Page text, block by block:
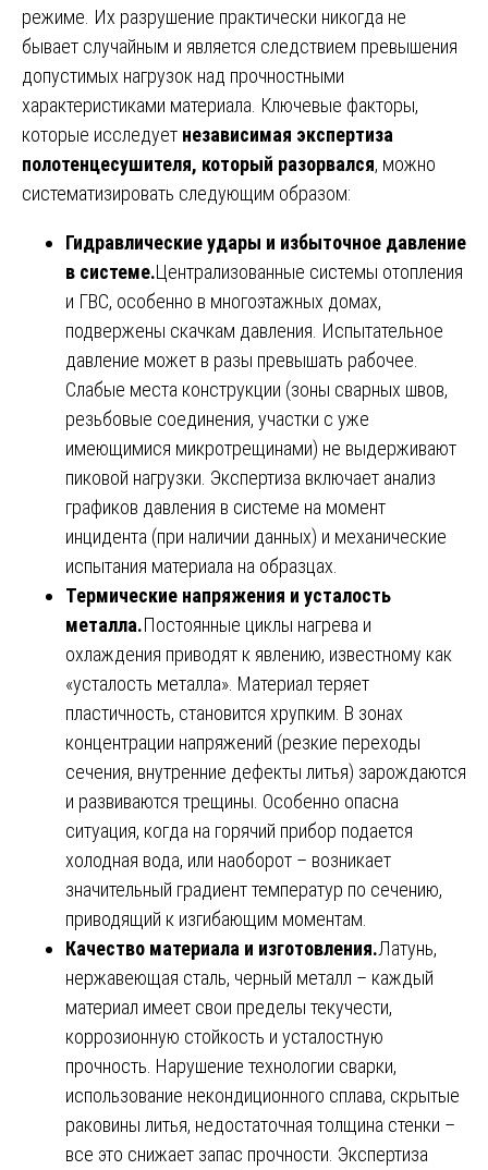
режиме. Их разрушение практически никогда не
бывает случайным и является следствием превышения
допустимых нагрузок над прочностными
характеристиками материала. Ключевые факторы,
которые исследует независимая экспертиза
полотенцесушителя, который разорвался, можно
систематизировать следующим образом:
Гидравлические удары и избыточное давление
в системе.Централизованные системы отопления
и ГВС, особенно в многоэтажных домах,
подвержены скачкам давления. Испытательное
давление может в разы превышать рабочее.
Слабые места конструкции (зоны сварных швов,
резьбовые соединения, участки с уже
имеющимися микротрещинами) не выдерживают
пиковой нагрузки. Экспертиза включает анализ
графиков давления в системе на момент
инцидента (при наличии данных) и механические
испытания материала на образцах.
Термические напряжения и усталость
металла.Постоянные циклы нагрева и
охлаждения приводят к явлению, известному как
«усталость металла». Материал теряет
пластичность, становится хрупким. В зонах
концентрации напряжений (резкие переходы
сечения, внутренние дефекты литья) зарождаются
и развиваются трещины. Особенно опасна
ситуация, когда на горячий прибор подается
холодная вода, или наоборот – возникает
значительный градиент температур по сечению,
приводящий к изгибающим моментам.
Качество материала и изготовления.Латунь,
нержавеющая сталь, черный металл – каждый
материал имеет свои пределы текучести,
коррозионную стойкость и усталостную
прочность. Нарушение технологии сварки,
использование некондиционного сплава, скрытые
раковины литья, недостаточная толщина стенки –
все это снижает запас прочности. Экспертиза